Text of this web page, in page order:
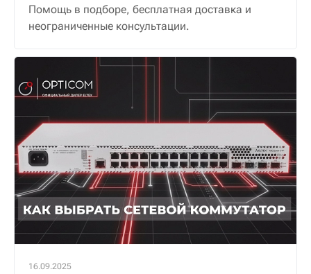
Помощь в подборе, бесплатная доставка и
неограниченные консультации.
16.09.2025